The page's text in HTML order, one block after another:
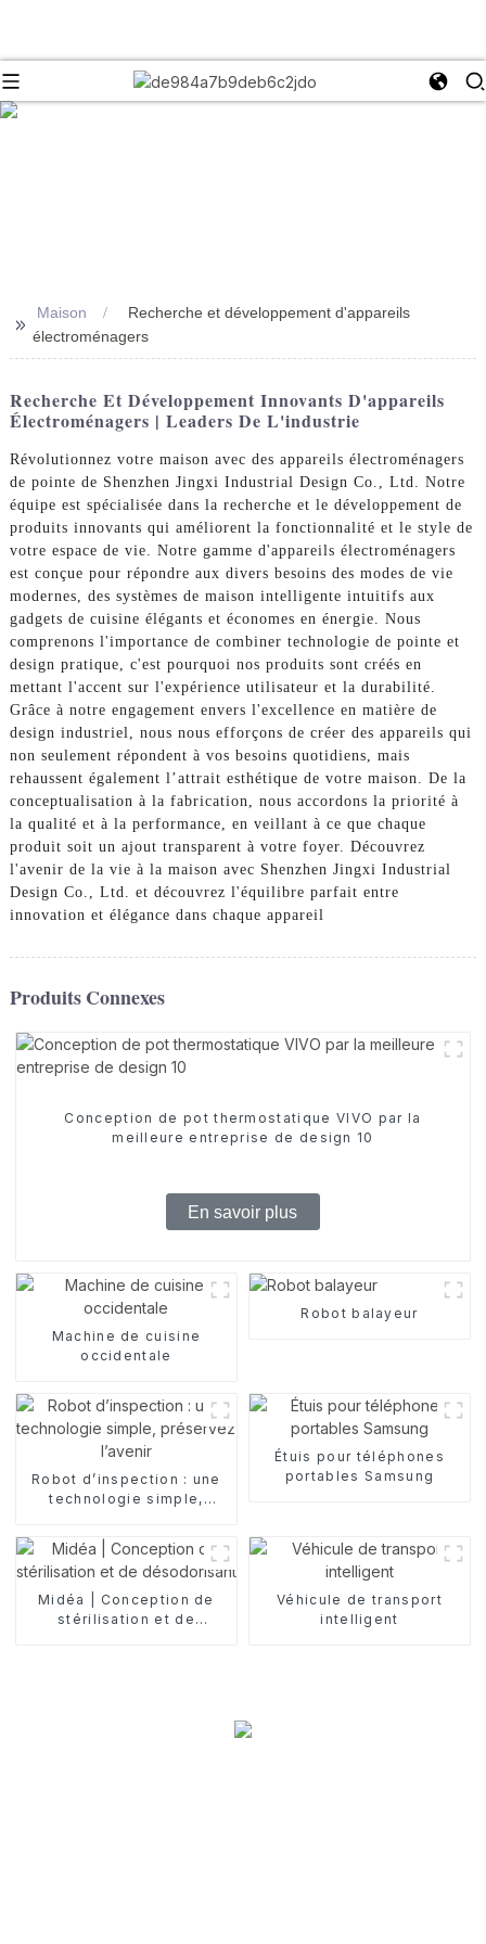
>> Maison
Recherche et développement d'appareils
électroménagers
Recherche Et Développement Innovants D'appareils
Électroménagers | Leaders De L'industrie
Révolutionnez votre maison avec des appareils électroménagers
de pointe de Shenzhen Jingxi Industrial Design Co., Ltd. Notre
équipe est spécialisée dans la recherche et le développement de
produits innovants qui améliorent la fonctionnalité et le style de
votre espace de vie. Notre gamme d'appareils électroménagers
est conçue pour répondre aux divers besoins des modes de vie
modernes, des systèmes de maison intelligente intuitifs aux
gadgets de cuisine élégants et économes en énergie. Nous
comprenons l'importance de combiner technologie de pointe et
design pratique, c'est pourquoi nos produits sont créés en
mettant l'accent sur l'expérience utilisateur et la durabilité.
Grâce à notre engagement envers l'excellence en matière de
design industriel, nous nous efforçons de créer des appareils qui
non seulement répondent à vos besoins quotidiens, mais
rehaussent également l’attrait esthétique de votre maison. De la
conceptualisation à la fabrication, nous accordons la priorité à
la qualité et à la performance, en veillant à ce que chaque
produit soit un ajout transparent à votre foyer. Découvrez
l'avenir de la vie à la maison avec Shenzhen Jingxi Industrial
Design Co., Ltd. et découvrez l'équilibre parfait entre
innovation et élégance dans chaque appareil
Produits Connexes
Conception de pot thermostatique VIVO par la
meilleure entreprise de design 10
En savoir plus
Machine de cuisine
occidentale
Robot balayeur
Robot d’inspection : une
technologie simple,
Étuis pour téléphones
portables Samsung
Midéa | Conception de
stérilisation et de
Véhicule de transport
intelligent